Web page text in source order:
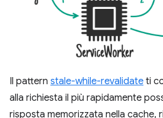
Il pattern stale-while-revalidate ti
alla richiesta il più rapidamente
risposta memorizzata nella cache,